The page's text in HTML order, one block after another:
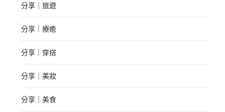
分享｜旅遊
分享｜療癒
分享｜穿搭
分享｜美妝
分享｜美食